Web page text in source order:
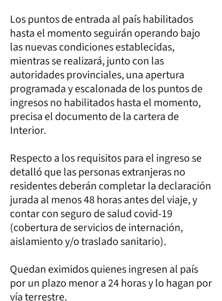
Los puntos de entrada al país habilitados
hasta el momento seguirán operando bajo
las nuevas condiciones establecidas,
mientras se realizará, junto con las
autoridades provinciales, una apertura
programada y escalonada de los puntos de
ingresos no habilitados hasta el momento,
precisa el documento de la cartera de
Interior.
Respecto a los requisitos para el ingreso se
detalló que las personas extranjeras no
residentes deberán completar la declaración
jurada al menos 48 horas antes del viaje, y
contar con seguro de salud covid-19
(cobertura de servicios de internación,
aislamiento y/o traslado sanitario).
Quedan eximidos quienes ingresen al país
por un plazo menor a 24 horas y lo hagan por
vía terrestre.